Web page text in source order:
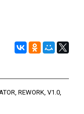
, REWORK, V1.0,